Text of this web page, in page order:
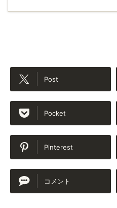
Post
Pocket
Pinterest
コメント